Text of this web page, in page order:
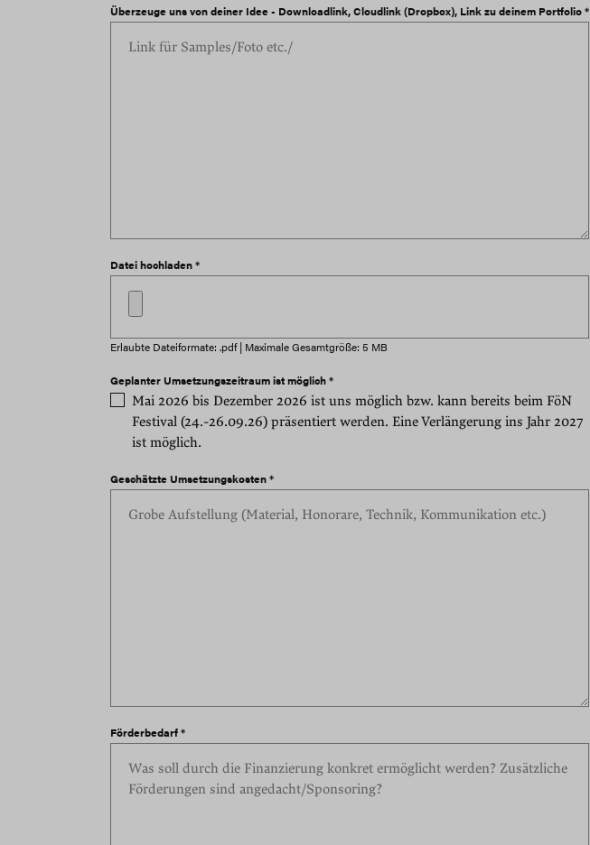
Überzeuge uns von deiner Idee - Downloadlink, Cloudlink (Dropbox), Link zu deinem Portfolio *
Datei hochladen *
Erlaubte Dateiformate: .pdf | Maximale Gesamtgröße: 5 MB
Geplanter Umsetzungszeitraum ist möglich *
Mai 2026 bis Dezember 2026 ist uns möglich bzw. kann bereits beim FöN
Festival (24.-26.09.26) präsentiert werden. Eine Verlängerung ins Jahr 2027
ist möglich.
Geschätzte Umsetzungskosten *
Förderbedarf *